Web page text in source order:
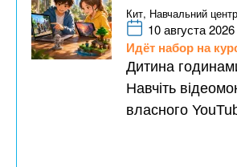
n Кит, Навчальний
10 августа 2026
Идёт набор на
Дитина
Навчіть
власного